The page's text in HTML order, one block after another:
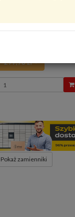
- produkt oryginalny VW
297,98 zł
Wprowadź
Pokaż zamienniki